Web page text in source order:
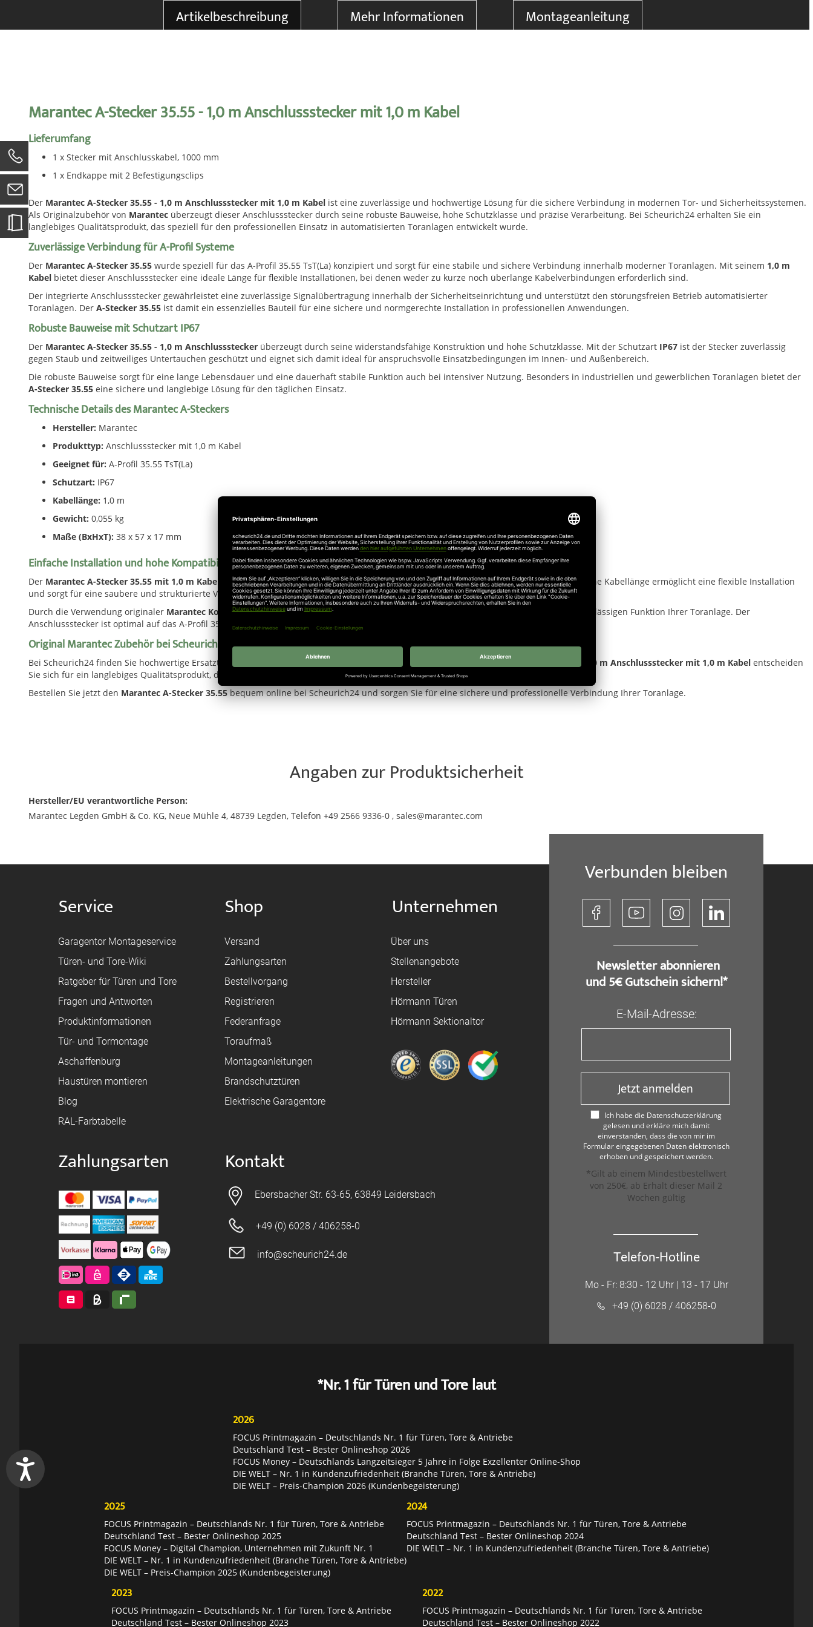
Artikelbeschreibung Mehr Informationen Montageanleitung
Marantec A-Stecker 35.55 - 1,0 m Anschlussstecker mit 1,0 m Kabel
Lieferumfang
1 x Stecker mit Anschlusskabel, 1000 mm
1 x Endkappe mit 2 Befestigungsclips
Der Marantec A-Stecker 35.55 - 1,0 m Anschlussstecker mit 1,0 m Kabel ist eine zuverlässige und hochwertige Lösung für die sichere Verbindung in modernen Tor- und Sicherheitssystemen.
Als Originalzubehör von Marantec überzeugt dieser Anschlussstecker durch seine robuste Bauweise, hohe Schutzklasse und präzise Verarbeitung. Bei Scheurich24 erhalten Sie ein
langlebiges Qualitätsprodukt, das speziell für den professionellen Einsatz in automatisierten Toranlagen entwickelt wurde.
Zuverlässige Verbindung für A-Profil Systeme
Der Marantec A-Stecker 35.55 wurde speziell für das A-Profil 35.55 TsT(La) konzipiert und sorgt für eine stabile und sichere Verbindung innerhalb moderner Toranlagen. Mit seinem 1,0 m
Kabel bietet dieser Anschlussstecker eine ideale Länge für flexible Installationen, bei denen weder zu kurze noch überlange Kabelverbindungen erforderlich sind.
Der integrierte Anschlussstecker gewährleistet eine zuverlässige Signalübertragung innerhalb der Sicherheitseinrichtung und unterstützt den störungsfreien Betrieb automatisierter
Toranlagen. Der A-Stecker 35.55 ist damit ein essenzielles Bauteil für eine sichere und normgerechte Installation in professionellen Anwendungen.
Robuste Bauweise mit Schutzart IP67
Der Marantec A-Stecker 35.55 - 1,0 m Anschlussstecker überzeugt durch seine widerstandsfähige Konstruktion und hohe Schutzklasse. Mit der Schutzart IP67 ist der Stecker zuverlässig
gegen Staub und zeitweiliges Untertauchen geschützt und eignet sich damit ideal für anspruchsvolle Einsatzbedingungen im Innen- und Außenbereich.
Die robuste Bauweise sorgt für eine lange Lebensdauer und eine dauerhaft stabile Funktion auch bei intensiver Nutzung. Besonders in industriellen und gewerblichen Toranlagen bietet der
A-Stecker 35.55 eine sichere und langlebige Lösung für den täglichen Einsatz.
Technische Details des Marantec A-Steckers
Hersteller: Marantec
Produkttyp: Anschlussstecker mit 1,0 m Kabel
Geeignet für: A-Profil 35.55 TsT(La)
Schutzart: IP67
Kabellänge: 1,0 m
Gewicht: 0,055 kg
Maße (BxHxT): 38 x 57 x 17 mm
Einfache Installation und hohe Kompatibilität
Der Marantec A-Stecker 35.55 mit 1,0 m Kabel
lässt sich schnell und unkompliziert in bestehende Toranlagen integrieren. Die ausgewogene Kabellänge ermöglicht eine flexible Installation
und sorgt für eine saubere und strukturierte Verkabelung innerhalb der Anlage.
Durch die Verwendung originaler Marantec Komponentenprofitieren Sie von einer hohen Systemkompatibilität und einer dauerhaft zuverlässigen Funktion Ihrer Toranlage. Der
Anschlussstecker ist optimal auf das A-Profil 35.55 abgestimmt und gewährleistet eine sichere Signalübertragung.
Original Marantec Zubehör bei Scheurich24 kaufen
Bei Scheurich24 finden Sie hochwertige Ersatzteile und Zubehörlösungen für moderne Toranlagen. Mit dem Marantec A-Stecker 35.55 - 1,0 m Anschlussstecker mit 1,0 m Kabel entscheiden
Sie sich für ein langlebiges Qualitätsprodukt, das Sicherheit, Flexibilität und zuverlässige Funktion optimal vereint.
Bestellen Sie jetzt den Marantec A-Stecker 35.55bequem online bei Scheurich24 und sorgen Sie für eine sichere und professionelle Verbindung Ihrer Toranlage.
Angaben zur Produktsicherheit
Hersteller/EU verantwortliche Person:
Marantec Legden GmbH & Co. KG, Neue Mühle 4, 48739 Legden, Telefon +49 2566 9336-0 , sales@marantec.com
Service
Garagentor Montageservice
Türen- und Tore-Wiki
Ratgeber für Türen und Tore
Fragen und Antworten
Produktinformationen
Tür- und Tormontage
Aschaffenburg
Haustüren montieren
Blog
RAL-Farbtabelle
Shop
Versand
Zahlungsarten
Bestellvorgang
Registrieren
Federanfrage
Toraufmaß
Montageanleitungen
Brandschutztüren
Elektrische Garagentore
Unternehmen
Über uns
Stellenangebote
Hersteller
Hörmann Türen
Hörmann Sektionaltor
Zahlungsarten Kontakt
Ebersbacher Str. 63-65, 63849 Leidersbach
+49 (0) 6028 / 406258-0
info@scheurich24.de
Verbunden bleiben
​ Newsletter abonnieren
und 5€ Gutschein sichern!*
E-Mail-Adresse:
Jetzt anmelden
Ich habe die Datenschutzerklärung
gelesen und erkläre mich damit
einverstanden, dass die von mir im
Formular eingegebenen Daten elektronisch
erhoben und gespeichert werden.
*Gilt ab einem Mindestbestellwert
von 250€, ab Erhalt dieser Mail 2
Wochen gültig
Telefon-Hotline
Mo - Fr: 8:30 - 12 Uhr | 13 - 17 Uhr
+49 (0) 6028 / 406258-0
*Nr. 1 für Türen und Tore laut
2026
FOCUS Printmagazin – Deutschlands Nr. 1 für Türen, Tore & Antriebe
Deutschland Test – Bester Onlineshop 2026
FOCUS Money – Deutschlands Langzeitsieger 5 Jahre in Folge Exzellenter Online-Shop
DIE WELT – Nr. 1 in Kundenzufriedenheit (Branche Türen, Tore & Antriebe)
DIE WELT – Preis-Champion 2026 (Kundenbegeisterung)
2025
FOCUS Printmagazin – Deutschlands Nr. 1 für Türen, Tore & Antriebe
Deutschland Test – Bester Onlineshop 2025
FOCUS Money – Digital Champion, Unternehmen mit Zukunft Nr. 1
DIE WELT – Nr. 1 in Kundenzufriedenheit (Branche Türen, Tore & Antriebe)
DIE WELT – Preis-Champion 2025 (Kundenbegeisterung)
2024
FOCUS Printmagazin – Deutschlands Nr. 1 für Türen, Tore & Antriebe
Deutschland Test – Bester Onlineshop 2024
DIE WELT – Nr. 1 in Kundenzufriedenheit (Branche Türen, Tore & Antriebe)
2023
FOCUS Printmagazin – Deutschlands Nr. 1 für Türen, Tore & Antriebe
Deutschland Test – Bester Onlineshop 2023
2022
FOCUS Printmagazin – Deutschlands Nr. 1 für Türen, Tore & Antriebe
Deutschland Test – Bester Onlineshop 2022